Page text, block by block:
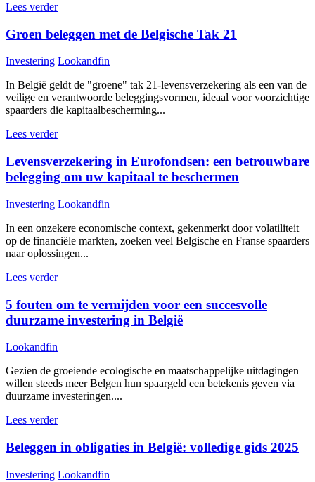
Lees verder
Groen beleggen met de Belgische Tak 21
Investering Lookandfin
In België geldt de "groene" tak 21-levensverzekering als een van de
veilige en verantwoorde beleggingsvormen, ideaal voor voorzichtige
spaarders die kapitaalbescherming...
Lees verder
Levensverzekering in Eurofondsen: een betrouwbare
belegging om uw kapitaal te beschermen
Investering Lookandfin
In een onzekere economische context, gekenmerkt door volatiliteit
op de financiële markten, zoeken veel Belgische en Franse spaarders
naar oplossingen...
Lees verder
5 fouten om te vermijden voor een succesvolle
duurzame investering in België
Lookandfin
Gezien de groeiende ecologische en maatschappelijke uitdagingen
willen steeds meer Belgen hun spaargeld een betekenis geven via
duurzame investeringen....
Lees verder
Beleggen in obligaties in België: volledige gids 2025
Investering Lookandfin